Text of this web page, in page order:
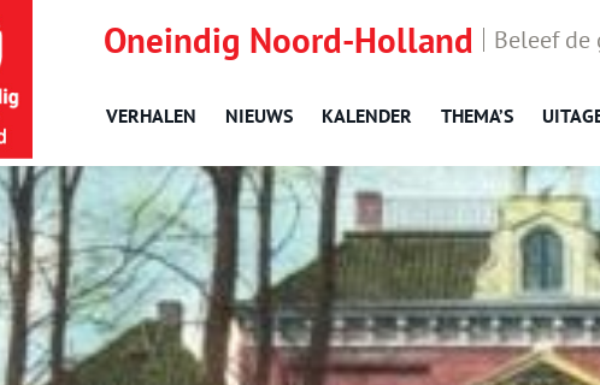
Oneindig Noord-Holland Beleef de
VERHALEN NIEUWS KALENDER THEMA’S